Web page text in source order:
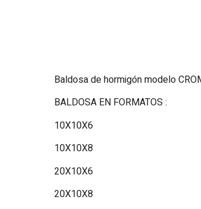
Baldosa de hormigón modelo
BALDOSA EN FORMATOS :
10X10X6
10X10X8
20X10X6
20X10X8